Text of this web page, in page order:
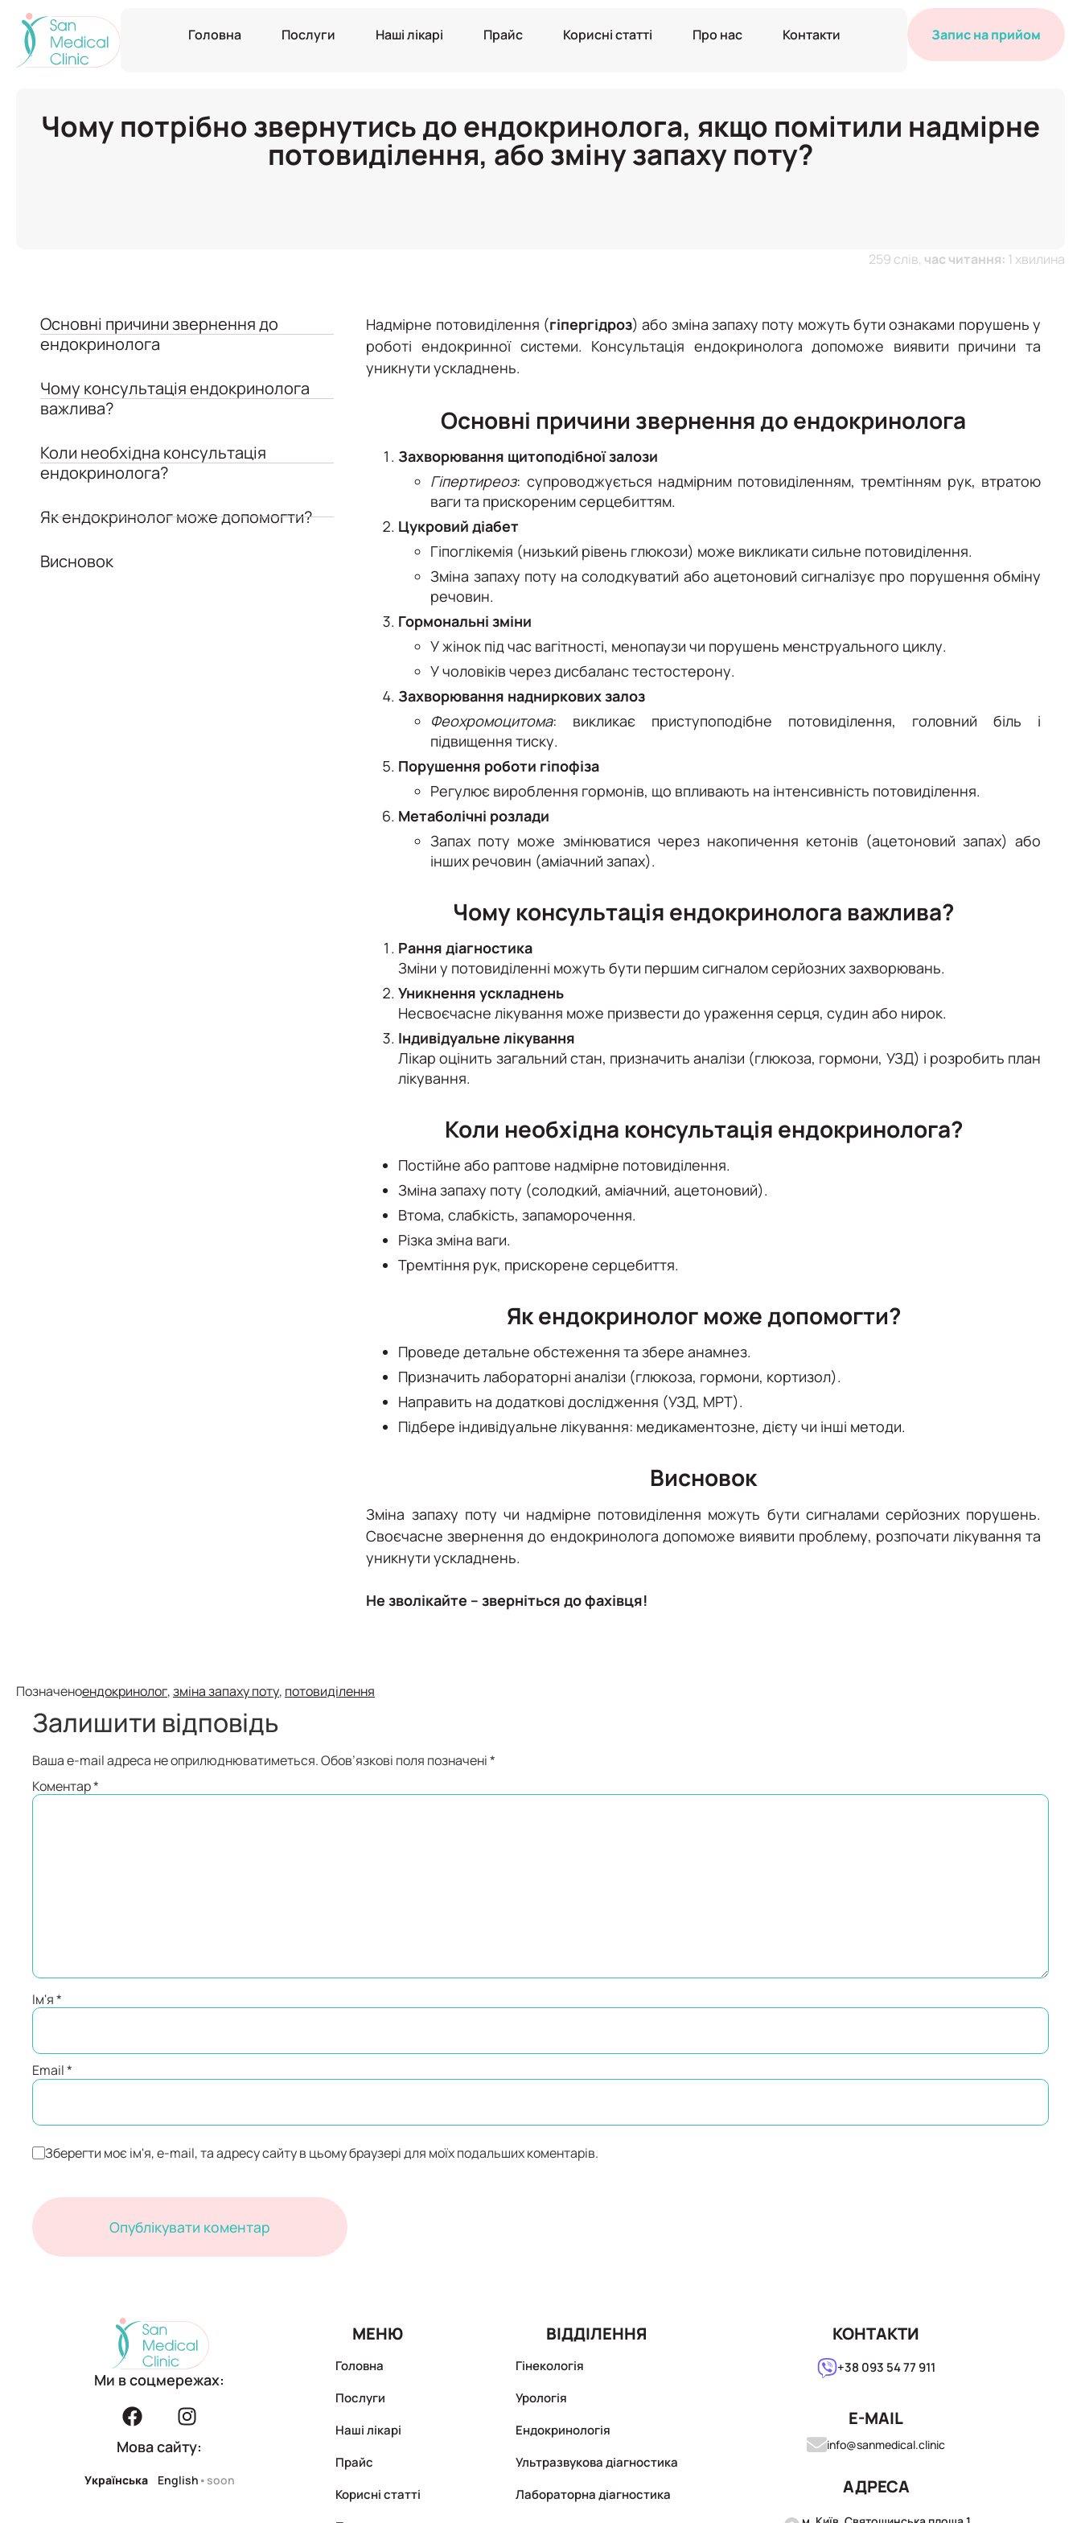
Головна Послуги Наші лікарі Прайс Корисні статті Про нас Контакти Запис на прийом
Чому потрібно звернутись до ендокринолога, якщо помітили надмірне
потовиділення, або зміну запаху поту?
259 слів, час читання: 1 хвилина
Основні причини звернення до
ендокринолога
Чому консультація ендокринолога
важлива?
Коли необхідна консультація
ендокринолога?
Як ендокринолог може допомогти?
Висновок
Надмірне потовиділення (гіпергідроз) або зміна запаху поту можуть бути ознаками порушень у
роботі ендокринної системи. Консультація ендокринолога допоможе виявити причини та
уникнути ускладнень.
Основні причини звернення до ендокринолога
Захворювання щитоподібної залози
Гіпертиреоз: супроводжується надмірним потовиділенням, тремтінням рук, втратою
ваги та прискореним серцебиттям.
Цукровий діабет
Гіпоглікемія (низький рівень глюкози) може викликати сильне потовиділення.
Зміна запаху поту на солодкуватий або ацетоновий сигналізує про порушення обміну
речовин.
Гормональні зміни
У жінок під час вагітності, менопаузи чи порушень менструального циклу.
У чоловіків через дисбаланс тестостерону.
Захворювання надниркових залоз
Феохромоцитома: викликає приступоподібне потовиділення, головний біль і
підвищення тиску.
Порушення роботи гіпофіза
Регулює вироблення гормонів, що впливають на інтенсивність потовиділення.
Метаболічні розлади
Запах поту може змінюватися через накопичення кетонів (ацетоновий запах) або
інших речовин (аміачний запах).
Чому консультація ендокринолога важлива?
Рання діагностика
Зміни у потовиділенні можуть бути першим сигналом серйозних захворювань.
Уникнення ускладнень
Несвоєчасне лікування може призвести до ураження серця, судин або нирок.
Індивідуальне лікування
Лікар оцінить загальний стан, призначить аналізи (глюкоза, гормони, УЗД) і розробить план
лікування.
Коли необхідна консультація ендокринолога?
Постійне або раптове надмірне потовиділення.
Зміна запаху поту (солодкий, аміачний, ацетоновий).
Втома, слабкість, запаморочення.
Різка зміна ваги.
Тремтіння рук, прискорене серцебиття.
Як ендокринолог може допомогти?
Проведе детальне обстеження та збере анамнез.
Призначить лабораторні аналізи (глюкоза, гормони, кортизол).
Направить на додаткові дослідження (УЗД, МРТ).
Підбере індивідуальне лікування: медикаментозне, дієту чи інші методи.
Висновок
Зміна запаху поту чи надмірне потовиділення можуть бути сигналами серйозних порушень.
Своєчасне звернення до ендокринолога допоможе виявити проблему, розпочати лікування та
уникнути ускладнень.
Не зволікайте – зверніться до фахівця!
Позначеноендокринолог,зміна запаху поту, потовиділення
Залишити відповідь
Ваша e-mail адреса не оприлюднюватиметься.Обов’язкові поля позначені*
Коментар*
Ім'я*
Email*
Зберегти моє ім'я, e-mail, та адресу сайту в цьому браузері для моїх подальших коментарів.
Ми в соцмережах:
Мова сайту:
Українська English •soon
МЕНЮ
Головна
Послуги
Наші лікарі
Прайс
Корисні статті
ВІДДІЛЕННЯ
Гінекологія
Урологія
Ендокринологія
Ультразвукова діагностика
Лабораторна діагностика
КОНТАКТИ
+38 093 54 77 911
E-MAIL
info@sanmedical.clinic
АДРЕСА